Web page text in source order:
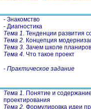
- Знакомство
- Диагностика
Тема 1 . Тенденции развития
Тема 2. Концепция
Тема 3. Зачем школе
Тема 4. Что такое проект
- Практическое задание
Тема 1.
Понятие и содержание
проектирования
Тема 2. Формулировка идеи